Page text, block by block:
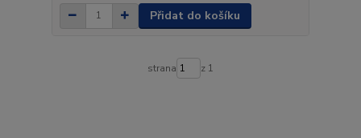
Přidat do košíku
strana z 1